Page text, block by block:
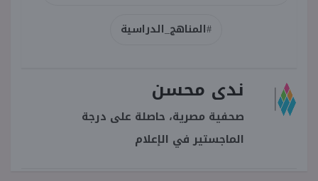
#المناهج_الدراسية
ندى محسن
صحفية مصرية، حاصلة على درجة
الماجستير في الإعلام